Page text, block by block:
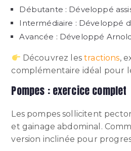
Débutante : Développé
Intermédiaire : Développé
Avancée : Développé
Découvrez les tractions,
complémentaire idéal pour
Pompes : exercice complet
Les pompes sollicitent
et gainage abdominal.
version inclinée pour